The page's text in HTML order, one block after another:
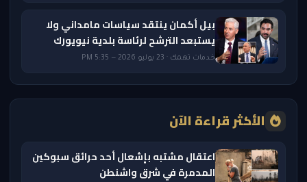
بيل أكمان ينتقد سياسات مامداني ولا
يستبعد الترشح لرئاسة بلدية نيويورك
خدمات تهمك · 23 يوليو 2026 — 5:35 PM
الأكثر قراءة الآن
اعتقال مشتبه بإشعال أحد حرائق سبوكين
المدمرة في شرق واشنطن